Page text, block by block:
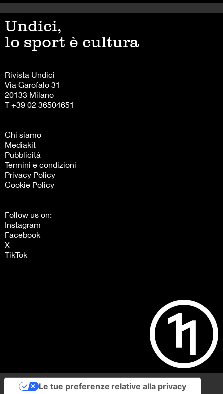
Undici,
lo sport è cultura
Rivista Undici
Via Garofalo 31
20133 Milano
T +39 02 36504651
Chi siamo
Mediakit
Pubblicità
Termini e condizioni
Privacy Policy
Cookie Policy
Follow us on:
Instagram
Facebook
X
TikTok
Le tue preferenze relative alla privacy